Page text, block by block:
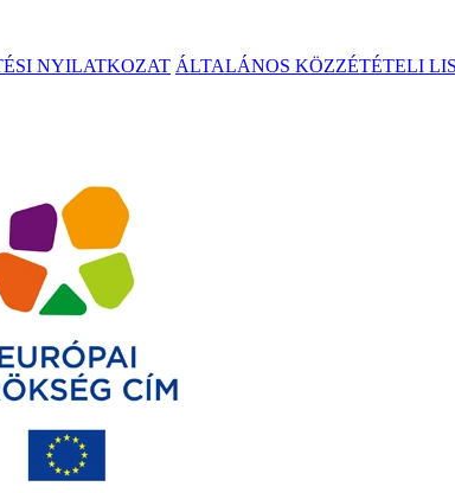
NYILATKOZAT ÁLTALÁNOS KÖZZÉTÉTELI